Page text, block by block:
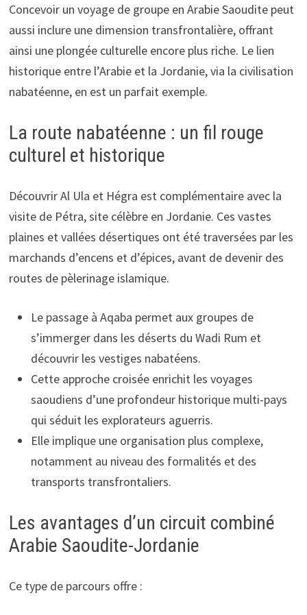
Concevoir un voyage de groupe en Arabie Saoudite peut
aussi inclure une dimension transfrontalière, offrant
ainsi une plongée culturelle encore plus riche. Le lien
historique entre l’Arabie et la Jordanie, via la civilisation
nabatéenne, en est un parfait exemple.
La route nabatéenne : un fil rouge
culturel et historique
Découvrir Al Ula et Hégra est complémentaire avec la
visite de Pétra, site célèbre en Jordanie. Ces vastes
plaines et vallées désertiques ont été traversées par les
marchands d’encens et d’épices, avant de devenir des
routes de pèlerinage islamique.
Le passage à Aqaba permet aux groupes de
s’immerger dans les déserts du Wadi Rum et
découvrir les vestiges nabatéens.
Cette approche croisée enrichit les voyages
saoudiens d’une profondeur historique multi-pays
qui séduit les explorateurs aguerris.
Elle implique une organisation plus complexe,
notamment au niveau des formalités et des
transports transfrontaliers.
Les avantages d’un circuit combiné
Arabie Saoudite-Jordanie
Ce type de parcours offre :